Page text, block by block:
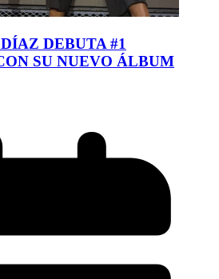
DEBUTA #1
SU NUEVO ÁLBUM